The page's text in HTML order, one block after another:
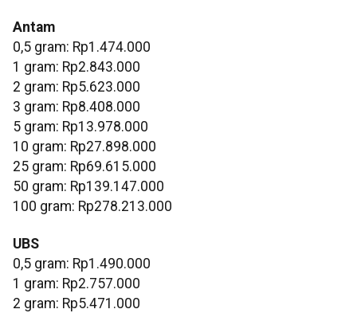
Antam
0,5 gram: Rp1.474.000
‎1 gram: Rp2.843.000
‎2 gram: Rp5.623.000
3 gram: Rp8.408.000
‎5 gram: Rp13.978.000
10 gram: Rp27.898.000
‎25 gram: Rp69.615.000
‎50 gram: Rp139.147.000
‎100 gram: Rp278.213.000
UBS
0,5 gram: Rp1.490.000
‎1 gram: Rp2.757.000
‎2 gram: Rp5.471.000